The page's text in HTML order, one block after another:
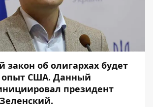
закон об олигархах будет
опыт США. Данный
президент